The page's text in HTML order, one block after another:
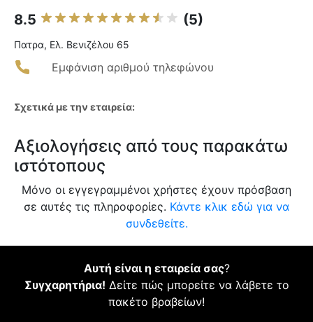
8.5 (5)
Πατρα, Ελ. Βενιζέλου 65
Εμφάνιση αριθμού τηλεφώνου
Σχετικά με την εταιρεία:
Αξιολογήσεις από τους παρακάτω
ιστότοπους
Μόνο οι εγγεγραμμένοι χρήστες έχουν πρόσβαση
σε αυτές τις πληροφορίες. Κάντε κλικ εδώ για να
συνδεθείτε.
Αυτή είναι η εταιρεία σας?
Συγχαρητήρια! Δείτε πώς μπορείτε να λάβετε το
πακέτο βραβείων!